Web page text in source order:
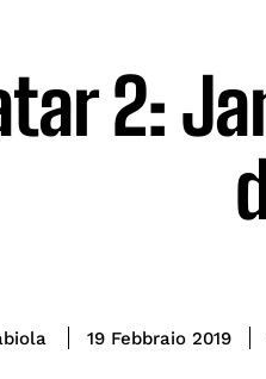
2:
19 Febbraio 2019